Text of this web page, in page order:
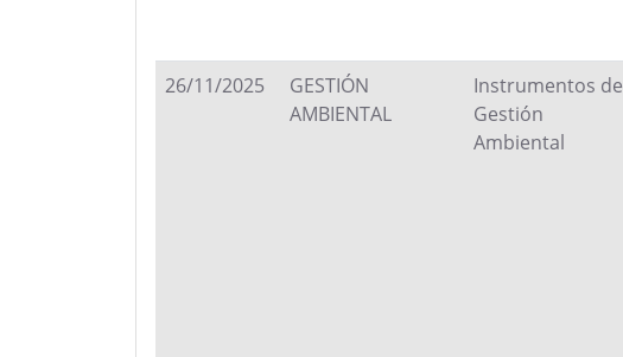
26/11/2025
GESTIÓN
AMBIENTAL
Instrumentos de
Gestión
Ambiental